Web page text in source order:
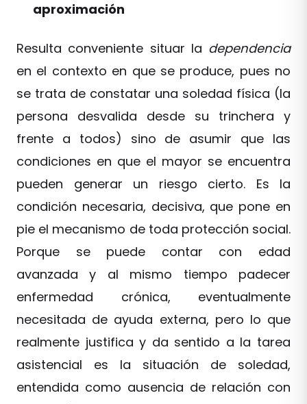
aproximación
Resulta conveniente situar la dependencia
en el contexto en que se produce, pues no
se trata de constatar una soledad física (la
persona desvalida desde su trinchera y
frente a todos) sino de asumir que las
condiciones en que el mayor se encuentra
pueden generar un riesgo cierto. Es la
condición necesaria, decisiva, que pone en
pie el mecanismo de toda protección social.
Porque se puede contar con edad
avanzada y al mismo tiempo padecer
enfermedad crónica, eventualmente
necesitada de ayuda externa, pero lo que
realmente justifica y da sentido a la tarea
asistencial es la situación de soledad,
entendida como ausencia de relación con